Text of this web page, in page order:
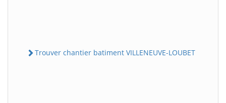
Trouver chantier batiment VILLENEUVE-LOUBET